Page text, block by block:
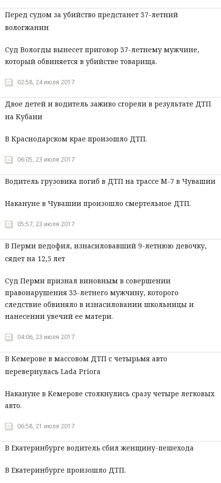
Перед судом за убийство предстанет 37-летний
вологжанин
Суд Вологды вынесет приговор 37-летнему мужчине,
который обвиняется в убийстве товарища.
02:58, 24 июля 2017
Двое детей и водитель заживо сгорели в результате ДТП
на Кубани
В Краснодарском крае произошло ДТП.
06:05, 23 июля 2017
Водитель грузовика погиб в ДТП на трассе М-7 в Чувашии
Накануне в Чувашии произошло смертельное ДТП.
05:57, 23 июля 2017
В Перми педофил, изнасиловавший 9-летнюю девочку,
сядет на 12,5 лет
Суд Перми признал виновным в совершении
правонарушения 33-летнего мужчину, которого
следствие обвиняло в изнасиловании школьницы и
нанесении увечий ее матери.
04:06, 23 июля 2017
В Кемерове в массовом ДТП с четырьмя авто
перевернулась Lada Priora
Накануне в Кемерове столкнулись сразу четыре легковых
авто.
06:58, 21 июля 2017
В Екатеринбурге водитель сбил женщину-пешехода
В Екатеринбурге произошло ДТП.